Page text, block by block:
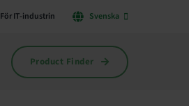
För IT-industrin Svenska
Product Finder